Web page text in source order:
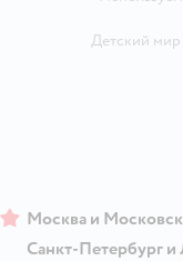
Детский мир
Москва и
Санкт-Петербург и